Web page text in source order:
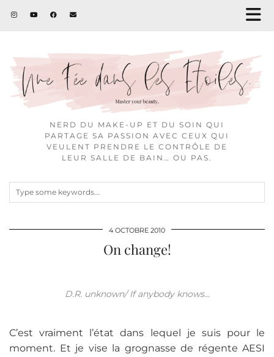
NERD DU MAKE-UP ET DU SOIN QUI
PARTAGE SA PASSION AVEC CEUX QUI
VEULENT PRENDRE LE CONTRÔLE DE
LEUR SALLE DE BAIN… OU PAS.
4 OCTOBRE 2010
On change!
D.R. unknown/ If anybody knows...
C’est vraiment l’état dans lequel je suis pour le
moment. Et je vise la grognasse de régente AESI